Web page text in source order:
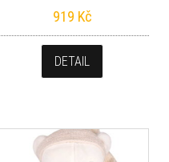
919 Kč
DETAIL